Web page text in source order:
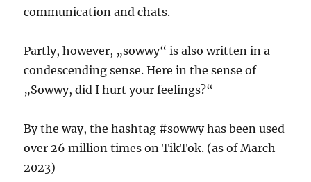
communication and chats.
Partly, however, „sowwy“ is also written in a
condescending sense. Here in the sense of
„Sowwy, did I hurt your feelings?“
By the way, the hashtag #sowwy has been used
over 26 million times on TikTok. (as of March
2023)